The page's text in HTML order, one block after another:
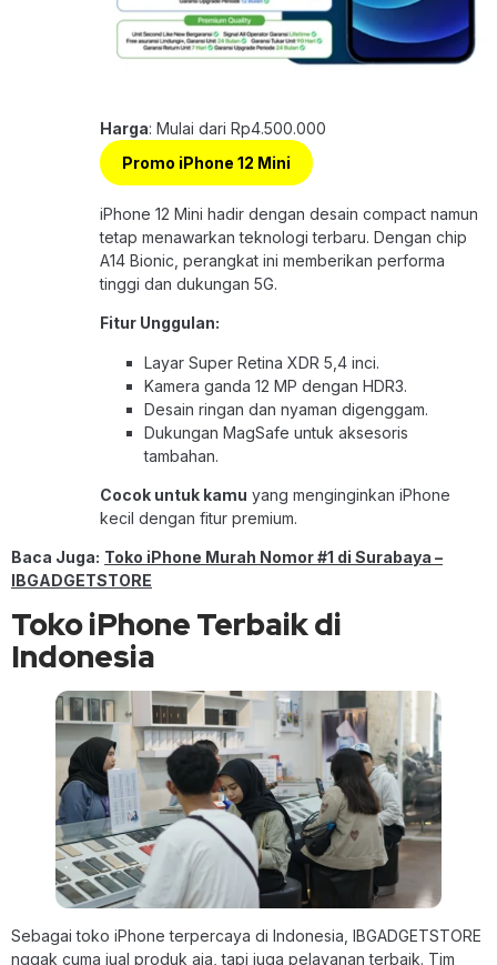
Harga: Mulai dari Rp4.500.000
Promo iPhone 12 Mini
iPhone 12 Mini hadir dengan desain compact namun
tetap menawarkan teknologi terbaru. Dengan chip
A14 Bionic, perangkat ini memberikan performa
tinggi dan dukungan 5G.
Fitur Unggulan:
Layar Super Retina XDR 5,4 inci.
Kamera ganda 12 MP dengan HDR3.
Desain ringan dan nyaman digenggam.
Dukungan MagSafe untuk aksesoris
tambahan.
Cocok untuk kamu yang menginginkan iPhone
kecil dengan fitur premium.
Baca Juga: Toko iPhone Murah Nomor #1 di Surabaya –
IBGADGETSTORE
Toko iPhone Terbaik di
Indonesia
Sebagai toko iPhone terpercaya di Indonesia, IBGADGETSTORE
nggak cuma jual produk aja, tapi juga pelayanan terbaik. Tim